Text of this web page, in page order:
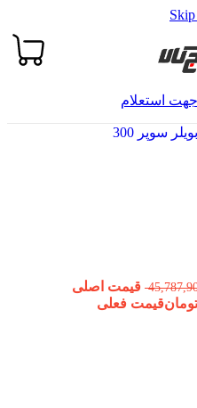
استعلام
بویلر سوپر 300
قیمت اصلی
تومانقیمت فعلی